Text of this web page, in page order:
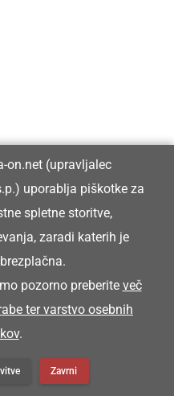
on.net (upravljalec
uporablja piškotke za
spletne storitve,
zaradi katerih je
pozorno preberite več
ter varstvo osebnih
.
Zavrni